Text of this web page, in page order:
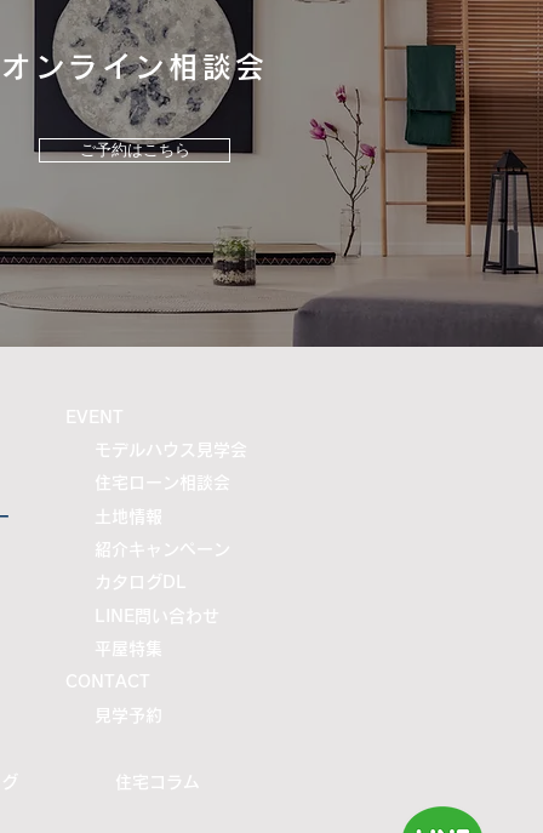
スタンダード「リラク
の魅力をご紹介！
オンライン相談会
ご予約はこちら
​EVENT
モデルハウス見学会
住宅ローン相談会
土地情報
紹介キャンペーン
カタログDL
LINE問い合わせ
平屋特集
CONTACT
​見学予約
住宅コラム